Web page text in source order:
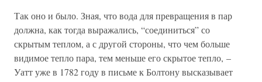
Так оно и было. Зная, что вода для превращения в пар
должна, как тогда выражались, “соединиться” со
скрытым теплом, а с другой стороны, что чем больше
видимое тепло пара, тем меньше его скрытое тепло, –
Уатт уже в 1782 году в письме к Болтону высказывает